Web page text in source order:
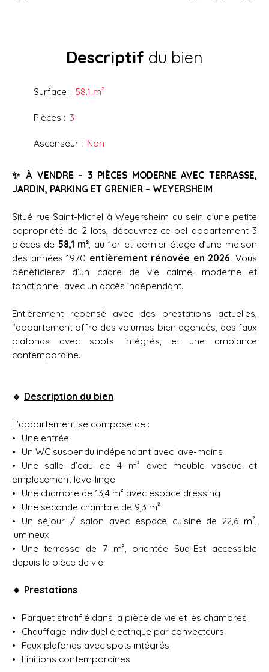
Descriptif du bien
Surface : 58.1 m²
Pièces : 3
Ascenseur : Non
✨ À VENDRE – 3 PIÈCES MODERNE AVEC TERRASSE,
JARDIN, PARKING ET GRENIER – WEYERSHEIM
Situé rue Saint-Michel à Weyersheim au sein d'une petite
copropriété de 2 lots, découvrez ce bel appartement 3
pièces de 58,1 m², au 1er et dernier étage d’une maison
des années 1970 entièrement rénovée en 2026. Vous
bénéficierez d’un cadre de vie calme, moderne et
fonctionnel, avec un accès indépendant.
Entièrement repensé avec des prestations actuelles,
l’appartement offre des volumes bien agencés, des faux
plafonds avec spots intégrés, et une ambiance
contemporaine.
🔹 Description du bien
L’appartement se compose de :
Une entrée
Un WC suspendu indépendant avec lave-mains
Une salle d’eau de 4 m² avec meuble vasque et
emplacement lave-linge
Une chambre de 13,4 m² avec espace dressing
Une seconde chambre de 9,3 m²
Un séjour / salon avec espace cuisine de 22,6 m²,
lumineux
Une terrasse de 7 m², orientée Sud-Est accessible
depuis la pièce de vie
🔹 Prestations
Parquet stratifié dans la pièce de vie et les chambres
Chauffage individuel électrique par convecteurs
Faux plafonds avec spots intégrés
Finitions contemporaines